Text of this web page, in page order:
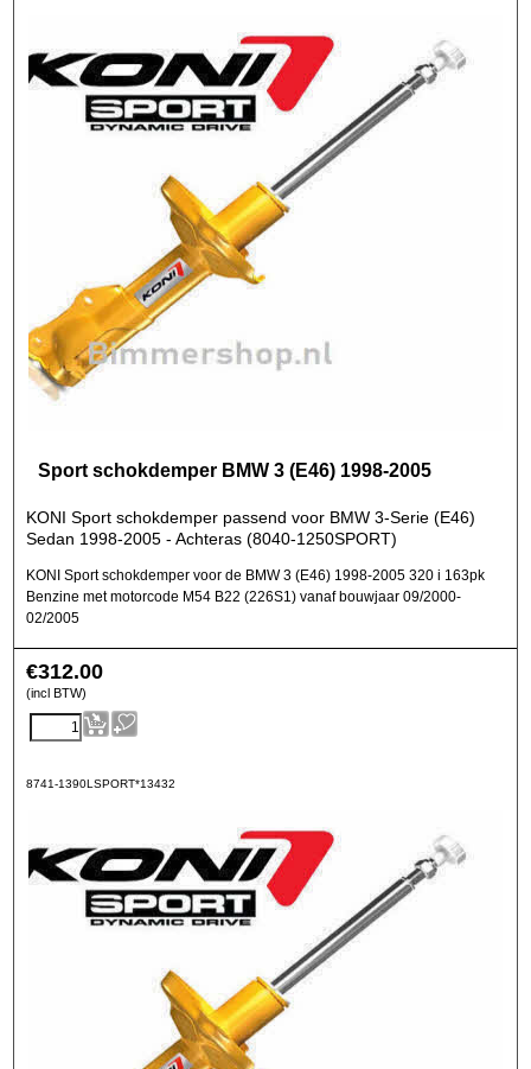
Sport schokdemper BMW 3 (E46) 1998-2005
KONI Sport schokdemper passend voor BMW 3-Serie (E46)
Sedan 1998-2005 - Achteras (8040-1250SPORT)
KONI Sport schokdemper voor de BMW 3 (E46) 1998-2005 320 i 163pk
Benzine met motorcode M54 B22 (226S1) vanaf bouwjaar 09/2000-
02/2005
€312.00
(incl BTW)
8741-1390LSPORT*13432